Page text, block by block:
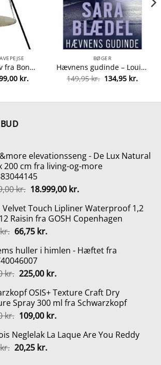
Bon-fire bålstativ fra Bon-fire 5708085110021
kr..
kr.Den
899,00 kr..
BØGER
Hævnens gudinde – Louise Rick 5 – Paperback fra 9788771080711
149,95kr. Den
oprindelige
149,95 kr..
134,95 kr.Den
elevationsseng - De Lux Natural
200 cm fra living-og-more
kr. Den
pris
var:
27.999,00 kr..
18.999,00 kr.Den
pris
er:
Velvet Touch Lipliner Waterproof 1,2
Raisin fra GOSH Copenhagen
kr. Den
pris
var:
89,00 kr..
66,75 kr.Den
pris
66,75 kr..
huller i himlen - Hæftet fra
kr. Den
pris
var:
250,00 kr..
225,00 kr.Den
pris
er:
225,00 kr..
OSIS+ Texture Craft Dry
Spray 300 ml fra Schwarzkopf
kr. Den
pris
var:
109,00 kr.Den
pris
Neglelak La Laque Are You Reddy
kr. Den
20,25 kr.Den